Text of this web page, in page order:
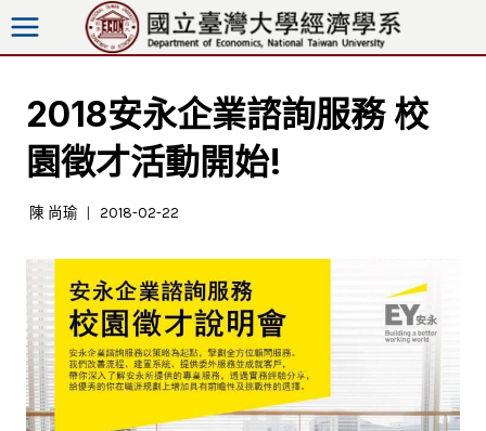
跳
至
2018安永企業諮詢服務 校
園徵才活動開始!
陳 尚瑜 2018-02-22